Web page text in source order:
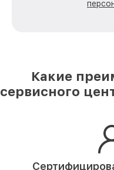
Какие
сервисного